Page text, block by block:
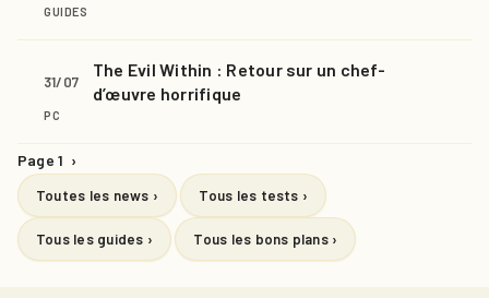
GUIDES
31/07
The Evil Within : Retour sur un chef-
d’œuvre horrifique
PC
Page 1 ›
Toutes les news › Tous les tests ›
Tous les guides › Tous les bons plans ›